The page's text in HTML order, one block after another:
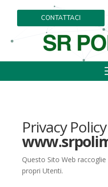
CONTATTACI
Privacy
Questo Sito Web
propri Utenti.